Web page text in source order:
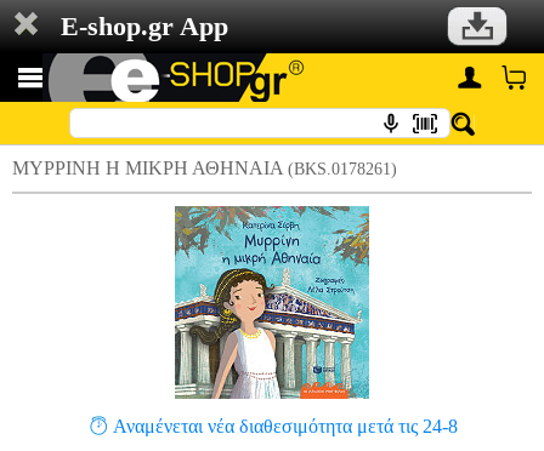
E-shop.gr App
ΜΥΡΡΙΝΗ Η ΜΙΚΡΗ ΑΘΗΝΑΙΑ (BKS.0178261)
Αναμένεται νέα διαθεσιμότητα μετά τις 24-8